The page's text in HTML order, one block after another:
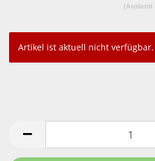
Artikel ist aktuell nicht verfügbar.